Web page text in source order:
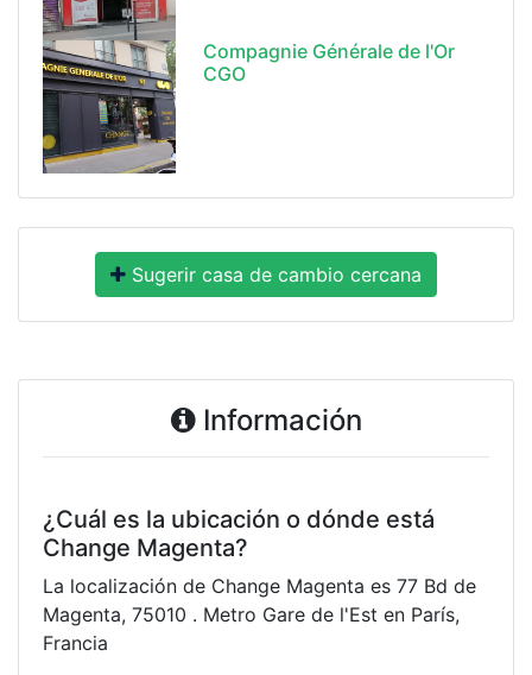
Compagnie Générale de l'Or
CGO
Sugerir casa de cambio cercana
Información
¿Cuál es la ubicación o dónde está
Change Magenta?
La localización de Change Magenta es 77 Bd de
Magenta, 75010 . Metro Gare de l'Est en París,
Francia